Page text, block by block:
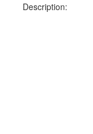
Description: